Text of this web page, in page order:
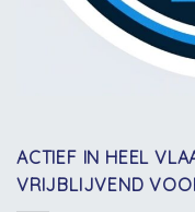
ACTIEF IN HEEL
VRIJBLIJVEND